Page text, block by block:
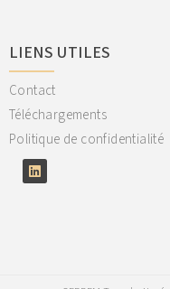
LIENS UTILES
Contact
Téléchargements
Politique de confidentialité